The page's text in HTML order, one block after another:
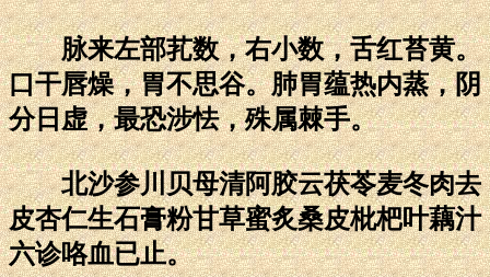
脉来左部芤数，右小数，舌红苔黄。
口干唇燥，胃不思谷。肺胃蕴热内蒸，阴
分日虚，最恐涉怯，殊属棘手。
北沙参川贝母清阿胶云茯苓麦冬肉去
皮杏仁生石膏粉甘草蜜炙桑皮枇杷叶藕汁
六诊咯血已止。